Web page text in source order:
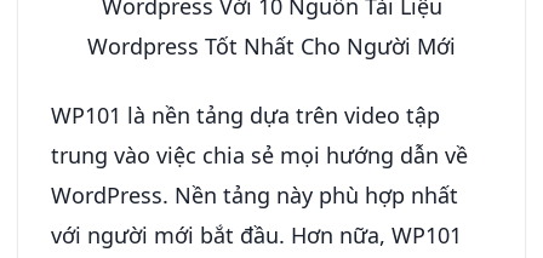
Wordpress Với 10 Nguồn Tài Liệu
Wordpress Tốt Nhất Cho Người Mới
WP101 là nền tảng dựa trên video tập
trung vào việc chia sẻ mọi hướng dẫn về
WordPress. Nền tảng này phù hợp nhất
với người mới bắt đầu. Hơn nữa, WP101